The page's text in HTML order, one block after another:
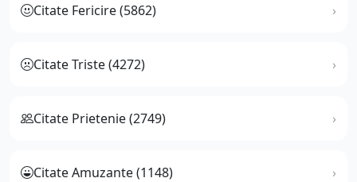
Citate Fericire (5862)
Citate Triste (4272)
Citate Prietenie (2749)
Citate Amuzante (1148)